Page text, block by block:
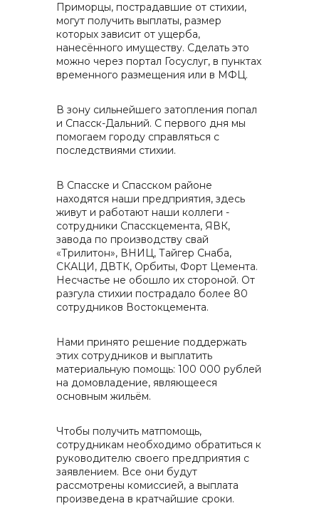
Контакты
info@vostokcement.ru
Приморцы, пострадавшие от стихии,
могут получить выплаты, размер
которых зависит от ущерба,
нанесённого имуществу. Сделать это
можно через портал Госуслуг, в пунктах
временного размещения или в МФЦ.
В зону сильнейшего затопления попал
и Спасск-Дальний. С первого дня мы
помогаем городу справляться с
последствиями стихии.
В Спасске и Спасском районе
находятся наши предприятия, здесь
живут и работают наши коллеги -
сотрудники Спасскцемента, ЯВК,
завода по производству свай
«Трилитон», ВНИЦ, Тайгер Снаба,
СКАЦИ, ДВТК, Орбиты, Форт Цемента.
Несчастье не обошло их стороной. От
разгула стихии пострадало более 80
сотрудников Востокцемента.
Нами принято решение поддержать
этих сотрудников и выплатить
материальную помощь: 100 000 рублей
на домовладение, являющееся
основным жильём.
Чтобы получить матпомощь,
сотрудникам необходимо обратиться к
руководителю своего предприятия с
заявлением. Все они будут
рассмотрены комиссией, а выплата
произведена в кратчайшие сроки.